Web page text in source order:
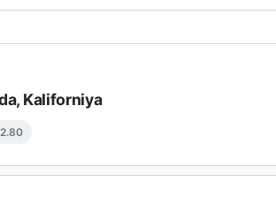
Kaliforniya